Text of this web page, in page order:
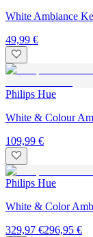
White Ambiance
49,99 €
Philips Hue
White & Colour
109,99 €
Philips Hue
White & Color
329,97 €296,95 €